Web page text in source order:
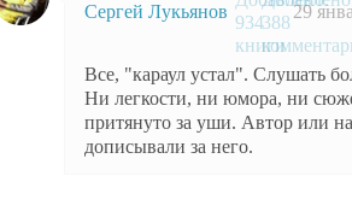
Сергей Лукьянов 29
Все, "караул устал". Слушать
Ни легкости, ни юмора, ни
притянуто за уши. Автор или
дописывали за него.